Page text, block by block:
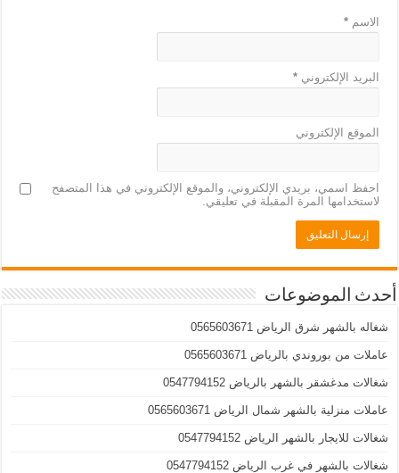
الاسم*
البريد الإلكتروني*
الموقع الإلكتروني
احفظ اسمي، بريدي الإلكتروني، والموقع الإلكتروني في هذا المتصفح
لاستخدامها المرة المقبلة في تعليقي.
أحدث الموضوعات
شغاله بالشهر شرق الرياض 0565603671
عاملات من بوروندي بالرياض 0565603671
شغالات مدغشقر بالشهر بالرياض 0547794152
عاملات منزلية بالشهر شمال الرياض 0565603671
شغالات للايجار بالشهر الرياض 0547794152
شغالات بالشهر في غرب الرياض 0547794152